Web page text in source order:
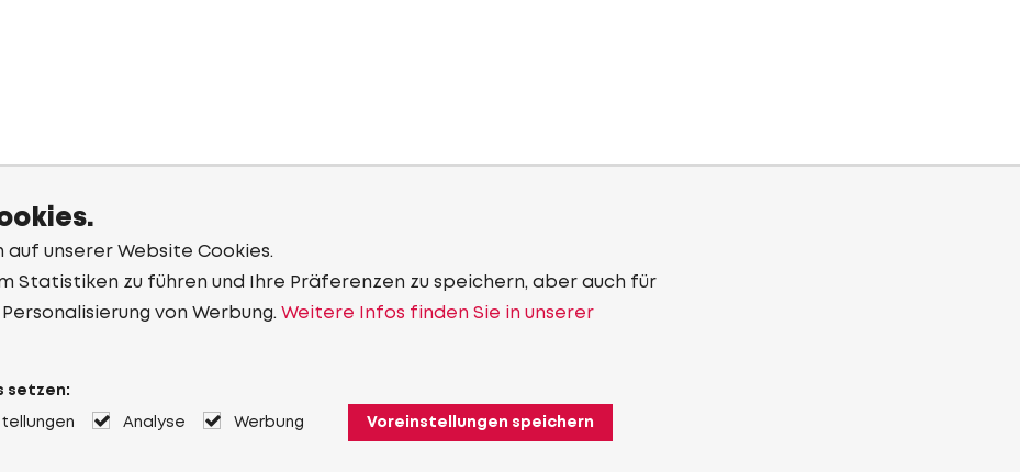
auf unserer Website Cookies.
Statistiken zu führen und Ihre Präferenzen zu speichern, aber auch für
von Werbung. Weitere Infos finden Sie in unserer
setzen:
Analyse Werbung Voreinstellungen speichern